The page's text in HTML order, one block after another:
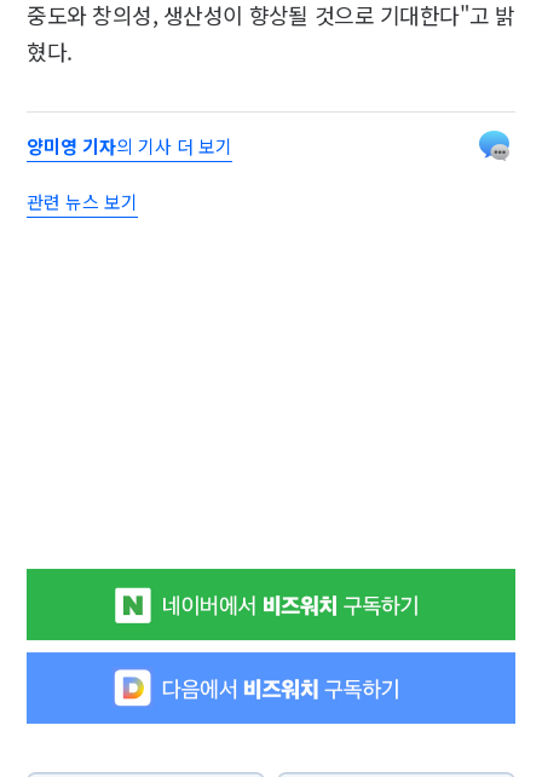
중도와 창의성, 생산성이 향상될 것으로 기대한다"고 밝
혔다.
양미영 기자의 기사 더 보기
관련 뉴스 보기